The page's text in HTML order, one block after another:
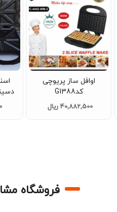
اوافل ساز پریوچی
کدG1388
40,882,500 ریال
فروشگاه